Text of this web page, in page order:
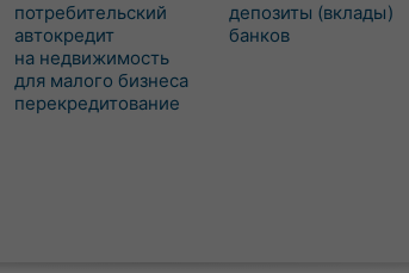
потребительский
автокредит
на недвижимость
для малого бизнеса
перекредитование
депозиты (вклады)
банков